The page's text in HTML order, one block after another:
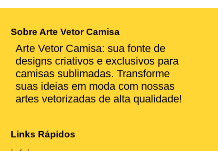
Sobre Arte Vetor Camisa
Arte Vetor Camisa: sua fonte de
designs criativos e exclusivos para
camisas sublimadas. Transforme
suas ideias em moda com nossas
artes vetorizadas de alta qualidade!
Links Rápidos